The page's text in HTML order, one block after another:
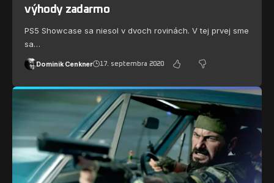
výhody zadarmo
PS5 Showcase sa niesol v dvoch rovinách. V tej prvej sme
sa…
Dominik Cenkner 17. septembra 2020